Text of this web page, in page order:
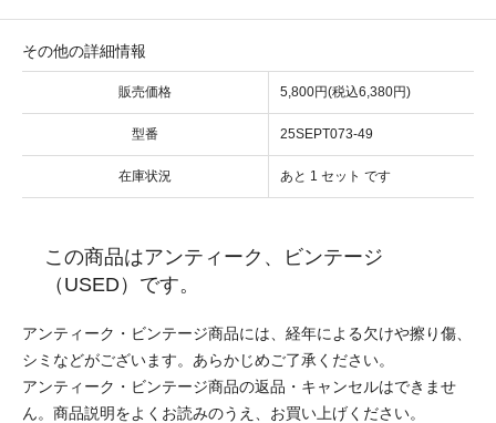
その他の詳細情報
販売価格 5,800円(税込6,380円)
型番 25SEPT073-49
在庫状況 あと 1 セット です
この商品はアンティーク、ビンテージ
（USED）です。
アンティーク・ビンテージ商品には、経年による欠けや擦り傷、
シミなどがございます。あらかじめご了承ください。
アンティーク・ビンテージ商品の返品・キャンセルはできませ
ん。商品説明をよくお読みのうえ、お買い上げください。